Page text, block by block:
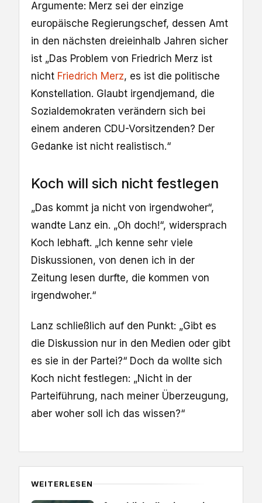
Argumente: Merz sei der einzige
europäische Regierungschef, dessen Amt
in den nächsten dreieinhalb Jahren sicher
ist „Das Problem von Friedrich Merz ist
nicht Friedrich Merz, es ist die politische
Konstellation. Glaubt irgendjemand, die
Sozialdemokraten verändern sich bei
einem anderen CDU-Vorsitzenden? Der
Gedanke ist nicht realistisch.“
Koch will sich nicht festlegen
„Das kommt ja nicht von irgendwoher“,
wandte Lanz ein. „Oh doch!“, widersprach
Koch lebhaft. „Ich kenne sehr viele
Diskussionen, von denen ich in der
Zeitung lesen durfte, die kommen von
irgendwoher.“
Lanz schließlich auf den Punkt: „Gibt es
die Diskussion nur in den Medien oder gibt
es sie in der Partei?“ Doch da wollte sich
Koch nicht festlegen: „Nicht in der
Parteiführung, nach meiner Überzeugung,
aber woher soll ich das wissen?“
WEITERLESEN